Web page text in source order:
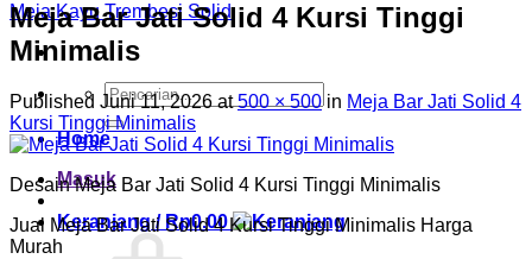
Pencarian
untuk:
Home
Masuk
Keranjang / Rp0.00
Meja Bar Jati Solid 4 Kursi Tinggi
Minimalis
Published Juni 11, 2026at500 × 500in Meja Bar Jati Solid 4
Kursi Tinggi Minimalis
Desain Meja Bar Jati Solid 4 Kursi Tinggi Minimalis
Jual Meja Bar Jati Solid 4 Kursi Tinggi Minimalis Harga
Murah